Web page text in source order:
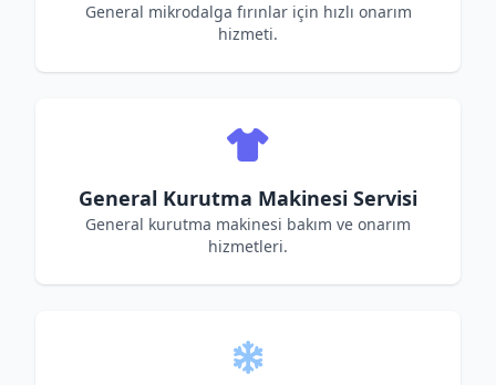
General mikrodalga fırınlar için hızlı onarım
hizmeti.
General Kurutma Makinesi Servisi
General kurutma makinesi bakım ve onarım
hizmetleri.